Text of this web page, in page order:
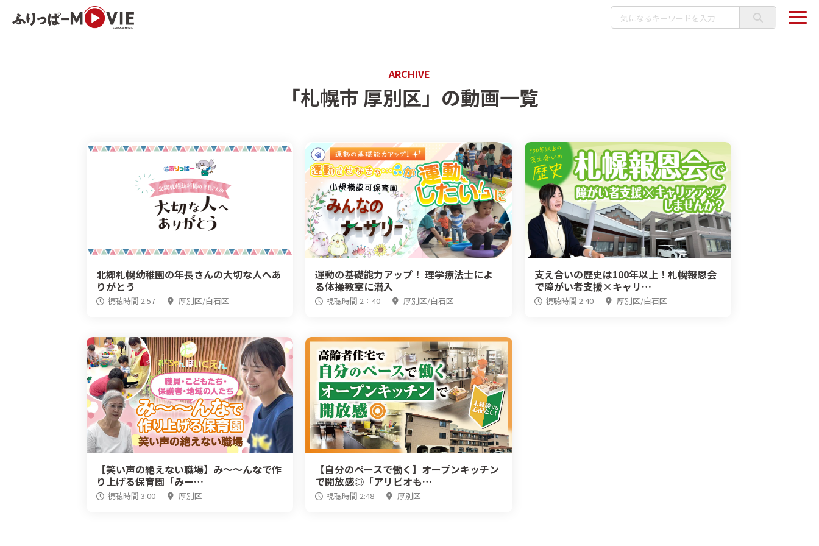
ARCHIVE
「札幌市 厚別区」の動画一覧
北郷札幌幼稚園の年長さんの大切な人へあ
りがとう
視聴時間 2:57 厚別区/白石区
運動の基礎能力アップ！ 理学療法士によ
る体操教室に潜入
視聴時間 2：40 厚別区/白石区
支え合いの歴史は100年以上！札幌報恩会
で障がい者支援×キャリ…
視聴時間 2:40 厚別区/白石区
【笑い声の絶えない職場】み～～んなで作
り上げる保育園「みー…
視聴時間 3:00 厚別区
【自分のペースで働く】オープンキッチン
で開放感◎「アリビオも…
視聴時間 2:48 厚別区